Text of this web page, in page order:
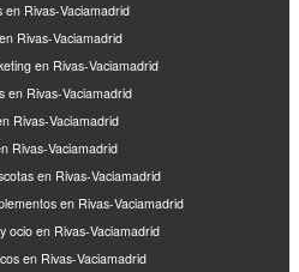
en Rivas-Vaciamadrid
Rivas-Vaciamadrid
en Rivas-Vaciamadrid
en Rivas-Vaciamadrid
Rivas-Vaciamadrid
Rivas-Vaciamadrid
en Rivas-Vaciamadrid
en Rivas-Vaciamadrid
ocio en Rivas-Vaciamadrid
en Rivas-Vaciamadrid